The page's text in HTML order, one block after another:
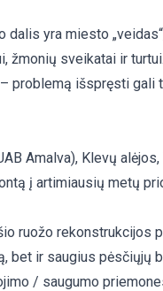
dalis yra miesto
žmonių sveikatai ir
problemą išspręsti gali
Amalva), Klevų
į artimiausių metų
ruožo rekonstrukcijos
bet ir saugius pėsčiųjų
/ saugumo